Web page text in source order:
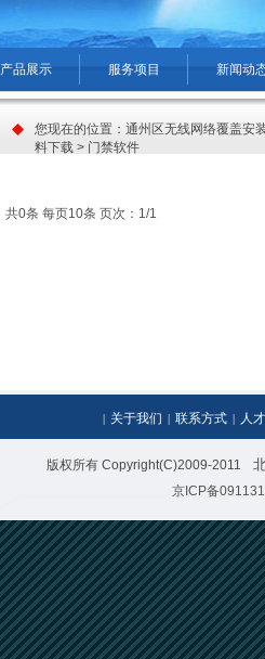
产品展示 服务项目 新闻动
共0条 每页10条 页次：1/1
您现在的位置： 通州区无线网络覆盖安
料下载 > 门禁软件
| 关于我们 | 联系方式 | 人
版权所有 Copyright(C)2009-2011
京ICP备